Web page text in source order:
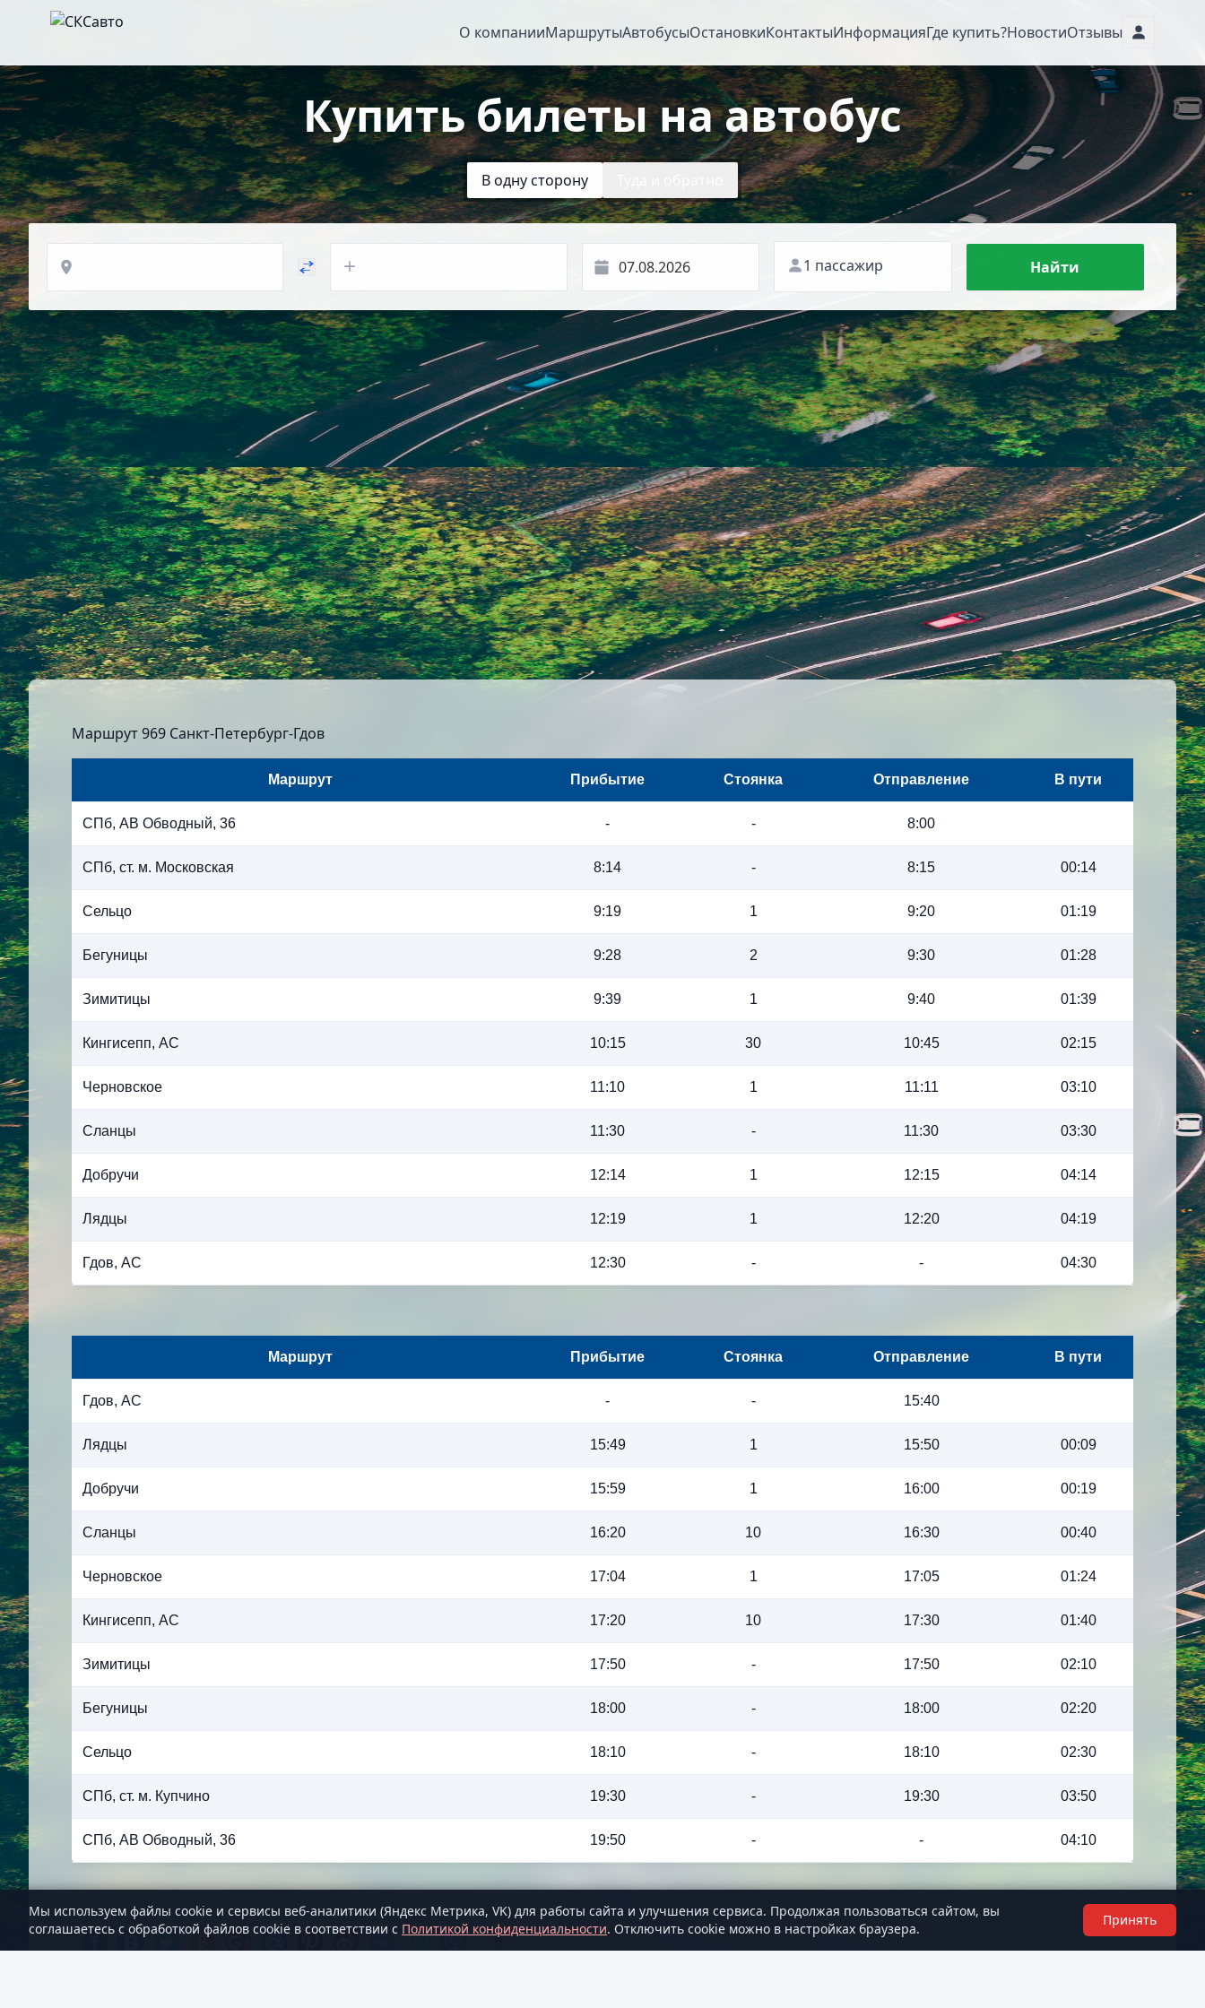
О компанииМаршрутыАвтобусыОстановкиКонтактыИнформацияГде купить?НовостиОтзывы
Купить билеты на автобус
В одну сторону
1 пассажир Найти
Маршрут 969 Санкт-Петербург-Гдов
Маршрут Прибытие Стоянка Отправление В пути
СПб, АВ Обводный, 36 - - 8:00
СПб, ст. м. Московская 8:14 - 8:15 00:14
Сельцо 9:19 1 9:20 01:19
Бегуницы 9:28 2 9:30 01:28
Зимитицы 9:39 1 9:40 01:39
Кингисепп, АС 10:15 30 10:45 02:15
Черновское 11:10 1 11:11 03:10
Сланцы 11:30 - 11:30 03:30
Добручи 12:14 1 12:15 04:14
Лядцы 12:19 1 12:20 04:19
Гдов, АС 12:30 - - 04:30
Маршрут Прибытие Стоянка Отправление В пути
Гдов, АС - - 15:40
Лядцы 15:49 1 15:50 00:09
Добручи 15:59 1 16:00 00:19
Сланцы 16:20 10 16:30 00:40
Черновское 17:04 1 17:05 01:24
Кингисепп, АС 17:20 10 17:30 01:40
Зимитицы 17:50 - 17:50 02:10
Бегуницы 18:00 - 18:00 02:20
Сельцо 18:10 - 18:10 02:30
СПб, ст. м. Купчино 19:30 - 19:30 03:50
СПб, АВ Обводный, 36 19:50 - - 04:10
0
Мы используем файлы cookie и сервисы веб-аналитики (Яндекс Метрика, VK) для работы сайта и улучшения сервиса. Продолжая пользоваться сайтом, вы
соглашаетесь с обработкой файлов cookie в соответствии с Политикой конфиденциальности. Отключить cookie можно в настройках браузера.
Принять